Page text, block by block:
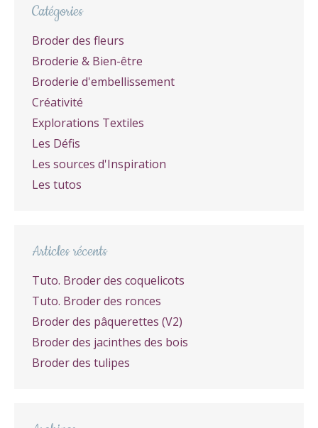
Catégories
Broder des fleurs
Broderie & Bien-être
Broderie d'embellissement
Créativité
Explorations Textiles
Les Défis
Les sources d'Inspiration
Les tutos
Articles récents
Tuto. Broder des coquelicots
Tuto. Broder des ronces
Broder des pâquerettes (V2)
Broder des jacinthes des bois
Broder des tulipes